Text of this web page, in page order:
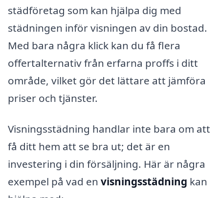
städföretag som kan hjälpa dig med
städningen inför visningen av din bostad.
Med bara några klick kan du få flera
offertalternativ från erfarna proffs i ditt
område, vilket gör det lättare att jämföra
priser och tjänster.
Visningsstädning handlar inte bara om att
få ditt hem att se bra ut; det är en
investering i din försäljning. Här är några
exempel på vad en visningsstädning kan